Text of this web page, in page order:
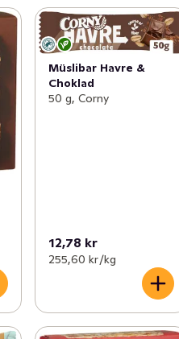
Müslibar Havre &
Choklad
50 g, Corny
12,78 kr
255,60 kr /kg